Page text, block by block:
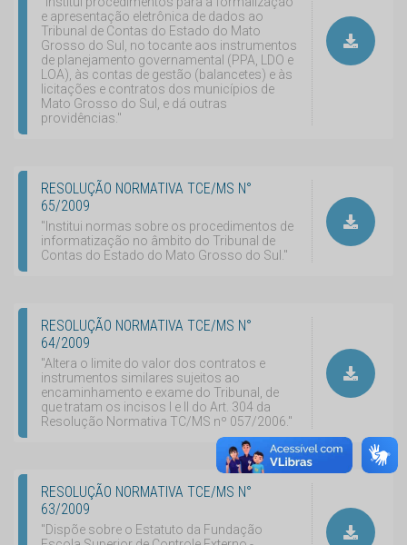
e apresentação eletrônica de dados ao
Tribunal de Contas do Estado do Mato
Grosso do Sul, no tocante aos instrumentos
de planejamento governamental (PPA, LDO e
LOA), às contas de gestão (balancetes) e às
licitações e contratos dos municípios de
Mato Grosso do Sul, e dá outras
providências."
RESOLUÇÃO NORMATIVA TCE/MS N°
65/2009
"Institui normas sobre os procedimentos de
informatização no âmbito do Tribunal de
Contas do Estado do Mato Grosso do Sul."
RESOLUÇÃO NORMATIVA TCE/MS N°
64/2009
"Altera o limite do valor dos contratos e
instrumentos similares sujeitos ao
encaminhamento e exame do Tribunal, de
que tratam os incisos I e II do Art. 304 da
Resolução Normativa TC/MS nº 057/2006."
RESOLUÇÃO NORMATIVA TCE/MS N°
63/2009
"Dispõe sobre o Estatuto da Fundação